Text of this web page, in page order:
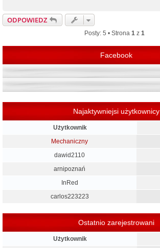
ODPOWIEDZ
Posty: 5 • Strona 1 z 1
Facebook
Najaktywniejsi użytkownicy
Użytkownik
Mechaniczny
dawid2110
arnipoznań
InRed
carlos223223
Ostatnio zarejestrowani
Użytkownik